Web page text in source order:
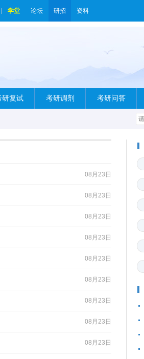
学堂 论坛 研招 资料
研复试 考研调剂 考研问答
08月23日
08月23日
08月23日
08月23日
08月23日
08月23日
08月23日
08月23日
08月23日